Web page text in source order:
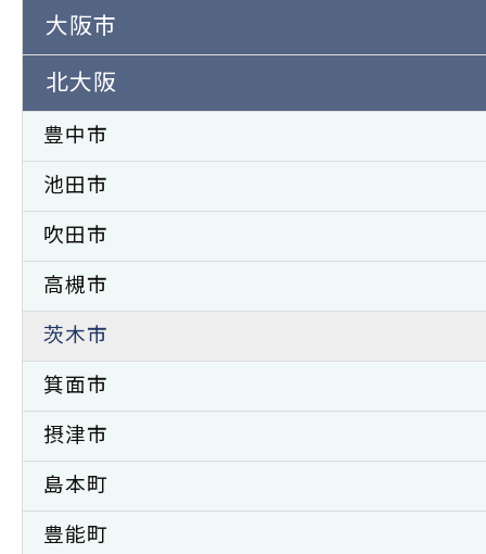
大阪市
北大阪
豊中市
池田市
吹田市
高槻市
茨木市
箕面市
摂津市
島本町
豊能町